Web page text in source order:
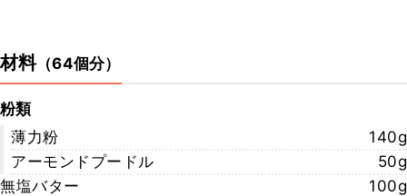
材料（64個分）
粉類
薄力粉
140g
アーモンドプードル
50g
無塩バター
100g